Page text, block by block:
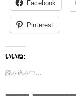
Facebook
Pinterest
いいね:
読み込み中…